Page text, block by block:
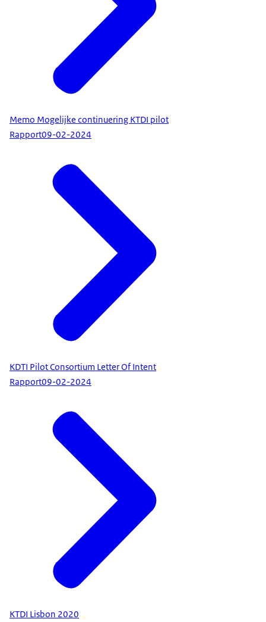
Memo Mogelijke continuering KTDI pilot
Rapport09-02-2024
KDTI Pilot Consortium Letter Of Intent
Rapport09-02-2024
KTDI Lisbon 2020